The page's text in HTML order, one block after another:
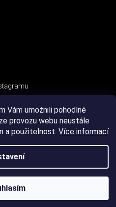
Vám umožnili pohodlné
provozu webu neustále
a použitelnost. Více informací
. Všechna práva vyhrazena.